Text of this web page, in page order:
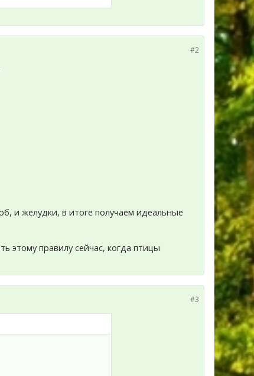
#2
и желудки, в итоге получаем идеальные
этому правилу сейчас, когда птицы
#3